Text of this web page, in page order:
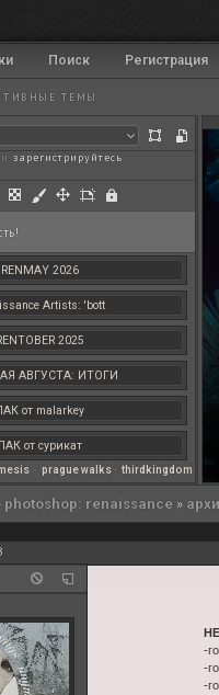
RENMAY 2026
Artists: 'bott
2025
АВГУСТА: ИТОГИ
от malarkey
от сурикат
РЕНМАЙ
МАРТА: ИТОГИ
– prague walks– thirdkingdom
Поиск Регистрация
ТЕМЫ
зарегистрируйтесь
photoshop: renaissance »
-
-
-